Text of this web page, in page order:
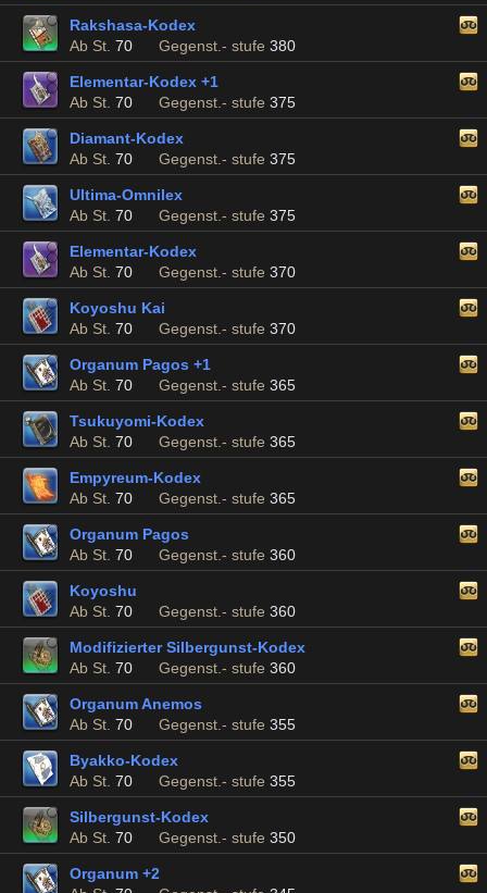
Rakshasa-Kodex
Ab St. 70 Gegenst.- stufe 380
Elementar-Kodex +1
Ab St. 70 Gegenst.- stufe 375
Diamant-Kodex
Ab St. 70 Gegenst.- stufe 375
Ultima-Omnilex
Ab St. 70 Gegenst.- stufe 375
Elementar-Kodex
Ab St. 70 Gegenst.- stufe 370
Koyoshu Kai
Ab St. 70 Gegenst.- stufe 370
Organum Pagos +1
Ab St. 70 Gegenst.- stufe 365
Tsukuyomi-Kodex
Ab St. 70 Gegenst.- stufe 365
Empyreum-Kodex
Ab St. 70 Gegenst.- stufe 365
Organum Pagos
Ab St. 70 Gegenst.- stufe 360
Koyoshu
Ab St. 70 Gegenst.- stufe 360
Modifizierter Silbergunst-Kodex
Ab St. 70 Gegenst.- stufe 360
Organum Anemos
Ab St. 70 Gegenst.- stufe 355
Byakko-Kodex
Ab St. 70 Gegenst.- stufe 355
Silbergunst-Kodex
Ab St. 70 Gegenst.- stufe 350
Organum +2